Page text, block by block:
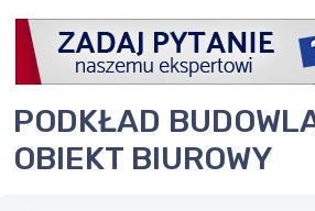
PODKŁAD BUDOWLANY -
OBIEKT BIUROWY